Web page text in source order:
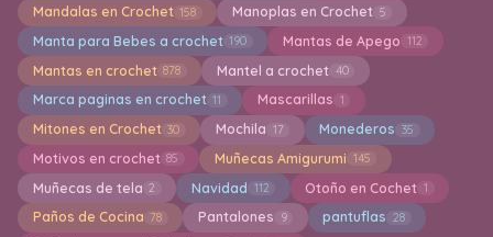
Mandalas en Crochet 158 Manoplas en Crochet 5
Manta para Bebes a crochet 190 Mantas de Apego 112
Mantas en crochet 878 Mantel a crochet 40
Marca paginas en crochet 11 Mascarillas 1
Mitones en Crochet 30 Mochila 17 Monederos 35
Motivos en crochet 85 Muñecas Amigurumi 145
Muñecas de tela 2 Navidad 112 Otoño en Cochet 1
Paños de Cocina 78 Pantalones 9 pantuflas 28